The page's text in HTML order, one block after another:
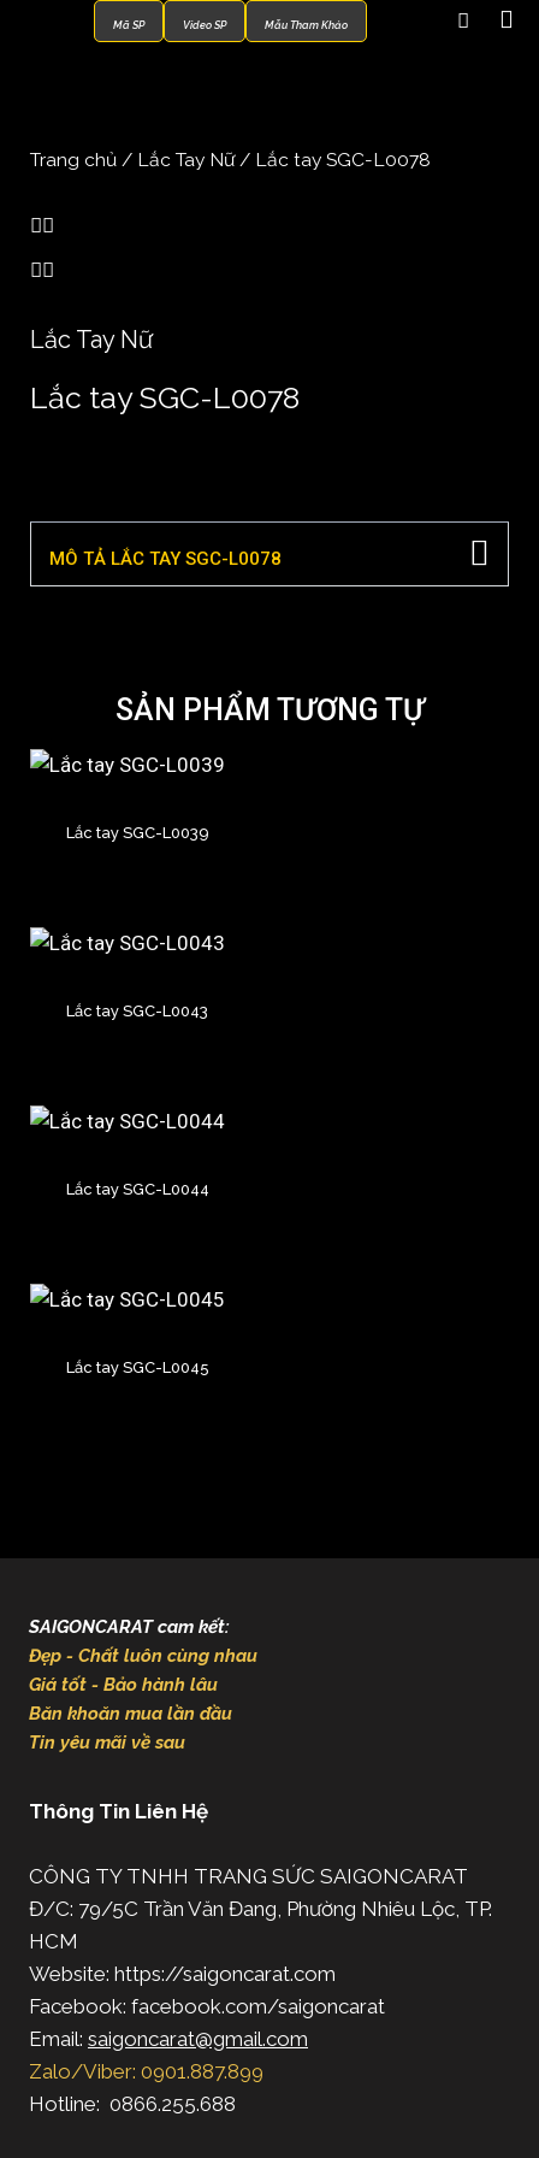
Mã SP Video SP Mẫu Tham Khảo
Trang chủ / Lắc Tay Nữ/ Lắc tay SGC-L0078
Lắc Tay Nữ
Lắc tay SGC-L0078
MÔ TẢ LẮC TAY SGC-L0078
SẢN PHẨM TƯƠNG TỰ
Lắc tay SGC-L0039
Lắc tay SGC-L0043
Lắc tay SGC-L0044
Lắc tay SGC-L0045
SAIGONCARAT cam kết:
Đẹp - Chất luôn cùng nhau
Giá tốt - Bảo hành lâu
Băn khoăn mua lần đầu
Tin yêu mãi về sau
Thông Tin Liên Hệ
CÔNG TY TNHH TRANG SỨC SAIGONCARAT
Đ/C: 79/5C Trần Văn Đang, Phường Nhiêu Lộc, TP.
HCM
Website: https://saigoncarat.com
Facebook: facebook.com/saigoncarat
Email: saigoncarat@gmail.com
Zalo/Viber: 0901.887.899
Hotline: 0866.255.688